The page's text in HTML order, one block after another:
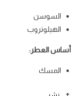
السوسن
الهيلوتروب
أساس العطر:
المسك